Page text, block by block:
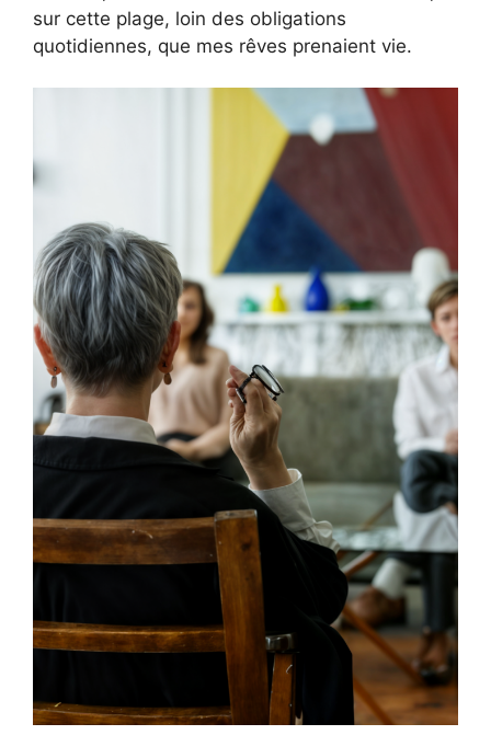
sur cette plage, loin des obligations
quotidiennes, que mes rêves prenaient vie.